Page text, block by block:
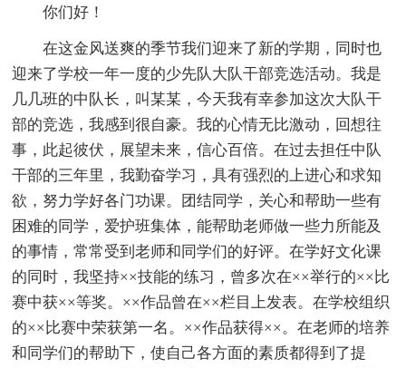
你们好！
在这金风送爽的季节我们迎来了新的学期，同时也
迎来了学校一年一度的少先队大队干部竞选活动。我是
几几班的中队长，叫某某，今天我有幸参加这次大队干
部的竞选，我感到很自豪。我的心情无比激动，回想往
事，此起彼伏，展望未来，信心百倍。在过去担任中队
干部的三年里，我勤奋学习，具有强烈的上进心和求知
欲，努力学好各门功课。团结同学，关心和帮助一些有
困难的同学，爱护班集体，能帮助老师做一些力所能及
的事情，常常受到老师和同学们的好评。在学好文化课
的同时，我坚持××技能的练习，曾多次在××举行的××比
赛中获××等奖。××作品曾在××栏目上发表。在学校组织
的××比赛中荣获第一名。××作品获得××。在老师的培养
和同学们的帮助下，使自己各方面的素质都得到了提